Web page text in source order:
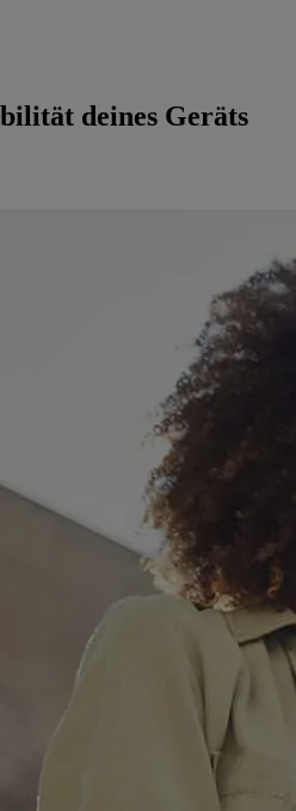
deines Geräts